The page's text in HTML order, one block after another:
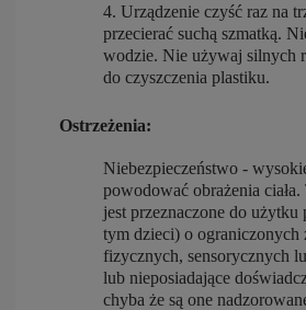
4. Urządzenie czyść raz na
przecierać suchą szmatką.
wodzie. Nie używaj silnych
do czyszczenia plastiku.
Ostrzeżenia:
Niebezpieczeństwo -
powodować obrażenia
jest przeznaczone do użytku
tym dzieci) o ograniczonych
fizycznych, sensorycznych
lub nieposiadające
chyba że są one